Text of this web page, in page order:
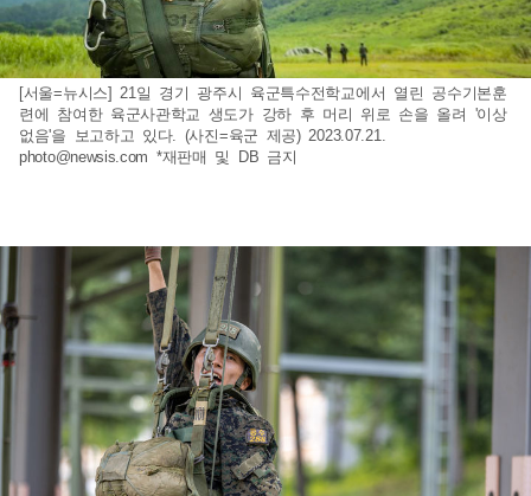
[서울=뉴시스] 21일 경기 광주시 육군특수전학교에서 열린 공수기본훈
련에 참여한 육군사관학교 생도가 강하 후 머리 위로 손을 올려 '이상
없음'을 보고하고 있다. (사진=육군 제공) 2023.07.21.
photo@newsis.com *재판매 및 DB 금지